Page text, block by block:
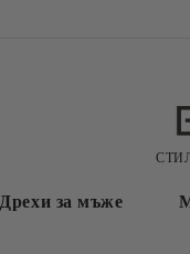
Дрехи за мъже